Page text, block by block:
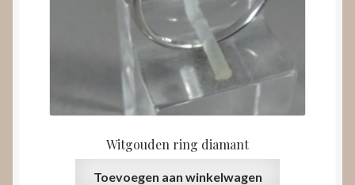
Witgouden ring diamant
Toevoegen aan winkelwagen